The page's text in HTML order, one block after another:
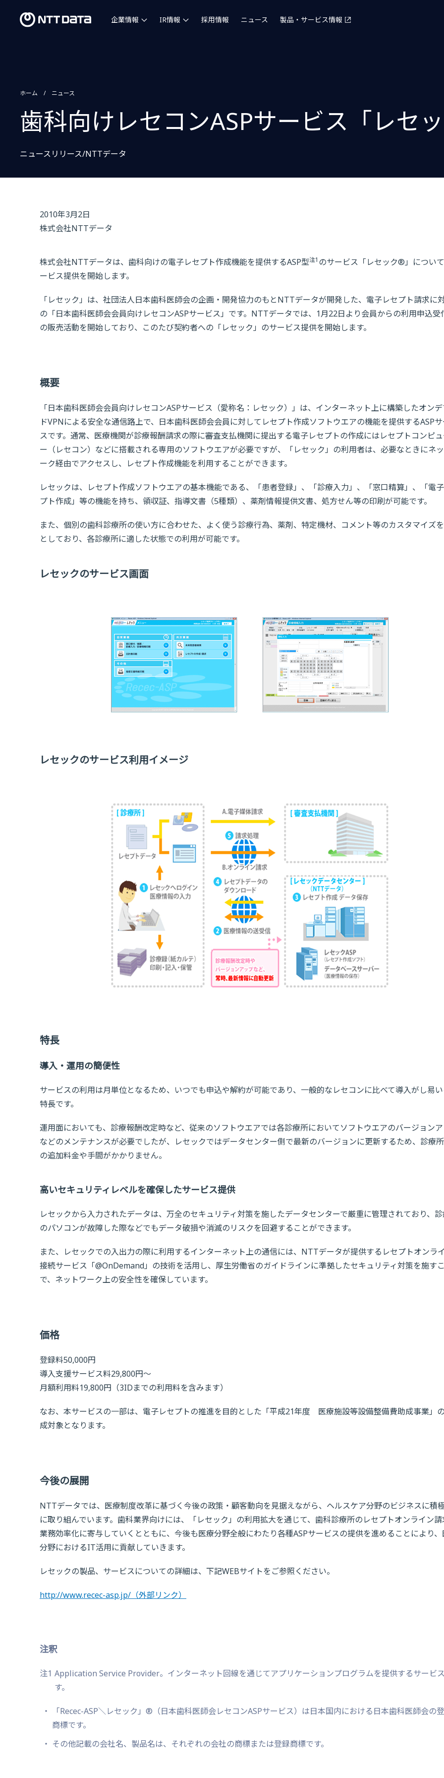
企業情報 IR情報 採用情報 ニュース 製品・サービス情報
ホーム ニュース
歯科向けレセコンASPサービス「レセ
ニュースリリース/NTTデータ
2010年3月2日
株式会社NTTデータ
株式会社NTTデータは、歯科向けの電子レセプト作成機能を提供するASP型注1 のサービス「レセック®」につい
ービス提供を開始します。
「レセック」は、社団法人日本歯科医師会の企画・開発協力のもとNTTデータが開発した、電子レセプト請求に
の「日本歯科医師会会員向けレセコンASPサービス」です。NTTデータでは、1月22日より会員からの利用申込受
の販売活動を開始しており、このたび契約者への「レセック」のサービス提供を開始します。
概要
「日本歯科医師会会員向けレセコンASPサービス（愛称名：レセック）」は、インターネット上に構築したオン
ドVPNによる安全な通信路上で、日本歯科医師会会員に対してレセプト作成ソフトウエアの機能を提供するASP
スです。通常、医療機関が診療報酬請求の際に審査支払機関に提出する電子レセプトの作成にはレセプトコンピ
ー（レセコン）などに搭載される専用のソフトウエアが必要ですが、「レセック」の利用者は、必要なときにネ
ーク経由でアクセスし、レセプト作成機能を利用することができます。
レセックは、レセプト作成ソフトウエアの基本機能である、「患者登録」、「診療入力」、「窓口精算」、「電
プト作成」等の機能を持ち、領収証、指導文書（5種類）、薬剤情報提供文書、処方せん等の印刷が可能です。
また、個別の歯科診療所の使い方に合わせた、よく使う診療行為、薬剤、特定機材、コメント等のカスタマイズ
としており、各診療所に適した状態での利用が可能です。
レセックのサービス画面
レセックのサービス利用イメージ
特長
導入・運用の簡便性
サービスの利用は月単位となるため、いつでも申込や解約が可能であり、一般的なレセコンに比べて導入がし易
特長です。
運用面においても、診療報酬改定時など、従来のソフトウエアでは各診療所においてソフトウエアのバージョン
などのメンテナンスが必要でしたが、レセックではデータセンター側で最新のバージョンに更新するため、診療
の追加料金や手間がかかりません。
高いセキュリティレベルを確保したサービス提供
レセックから入力されたデータは、万全のセキュリティ対策を施したデータセンターで厳重に管理されており、
のパソコンが故障した際などでもデータ破損や消滅のリスクを回避することができます。
また、レセックでの入出力の際に利用するインターネット上の通信には、NTTデータが提供するレセプトオンラ
接続サービス「@OnDemand」の技術を活用し、厚生労働省のガイドラインに準拠したセキュリティ対策を施す
で、ネットワーク上の安全性を確保しています。
価格
登録料50,000円
導入支援サービス料29,800円～
月額利用料19,800円（3IDまでの利用料を含みます）
なお、本サービスの一部は、電子レセプトの推進を目的とした「平成21年度 医療施設等設備整備費助成事業」
成対象となります。
今後の展開
NTTデータでは、医療制度改革に基づく今後の政策・顧客動向を見据えながら、ヘルスケア分野のビジネスに積
に取り組んでいます。歯科業界向けには、「レセック」の利用拡大を通じて、歯科診療所のレセプトオンライン
業務効率化に寄与していくとともに、今後も医療分野全般にわたり各種ASPサービスの提供を進めることにより
分野におけるIT活用に貢献していきます。
レセックの製品、サービスについての詳細は、下記WEBサイトをご参照ください。
http://www.recec-asp.jp/ （外部リンク）
注釈
注1 Application Service Provider。インターネット回線を通じてアプリケーションプログラムを提供するサービ
す。
「Recec-ASP＼レセック」®（日本歯科医師会レセコンASPサービス）は日本国内における日本歯科医師会の
商標です。
その他記載の会社名、製品名は、それぞれの会社の商標または登録商標です。